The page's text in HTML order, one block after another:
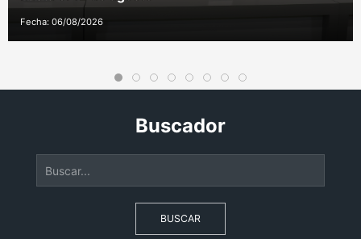
Fecha: 06/08/2026
Buscador
BUSCAR